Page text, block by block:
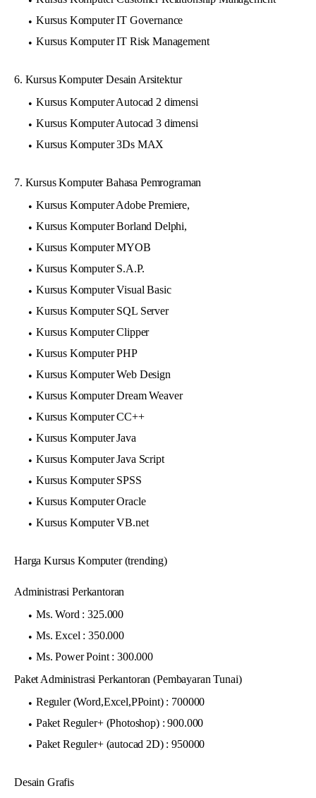
Kursus Komputer IT Governance
Kursus Komputer IT Risk Management
6. Kursus Komputer Desain Arsitektur
Kursus Komputer Autocad 2 dimensi
Kursus Komputer Autocad 3 dimensi
Kursus Komputer 3Ds MAX
7. Kursus Komputer Bahasa Pemrograman
Kursus Komputer Adobe Premiere,
Kursus Komputer Borland Delphi,
Kursus Komputer MYOB
Kursus Komputer S.A.P.
Kursus Komputer Visual Basic
Kursus Komputer SQL Server
Kursus Komputer Clipper
Kursus Komputer PHP
Kursus Komputer Web Design
Kursus Komputer Dream Weaver
Kursus Komputer CC++
Kursus Komputer Java
Kursus Komputer Java Script
Kursus Komputer SPSS
Kursus Komputer Oracle
Kursus Komputer VB.net
Harga Kursus Komputer (trending)
Administrasi Perkantoran
Ms. Word : 325.000
Ms. Excel : 350.000
Ms. Power Point : 300.000
Paket Administrasi Perkantoran (Pembayaran Tunai)
Reguler (Word,Excel,PPoint) : 700000
Paket Reguler+ (Photoshop) : 900.000
Paket Reguler+ (autocad 2D) : 950000
Desain Grafis